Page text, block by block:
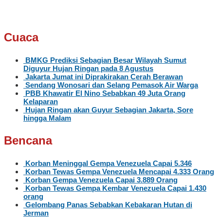
Cuaca
BMKG Prediksi Sebagian Besar Wilayah Sumut
Diguyur Hujan Ringan pada 8 Agustus
Jakarta Jumat ini Diprakirakan Cerah Berawan
Sendang Wonosari dan Selang Pemasok Air Warga
PBB Khawatir El Nino Sebabkan 49 Juta Orang
Kelaparan
Hujan Ringan akan Guyur Sebagian Jakarta, Sore
hingga Malam
Bencana
Korban Meninggal Gempa Venezuela Capai 5.346
Korban Tewas Gempa Venezuela Mencapai 4.333 Orang
Korban Gempa Venezuela Capai 3.889 Orang
Korban Tewas Gempa Kembar Venezuela Capai 1.430
orang
Gelombang Panas Sebabkan Kebakaran Hutan di
Jerman